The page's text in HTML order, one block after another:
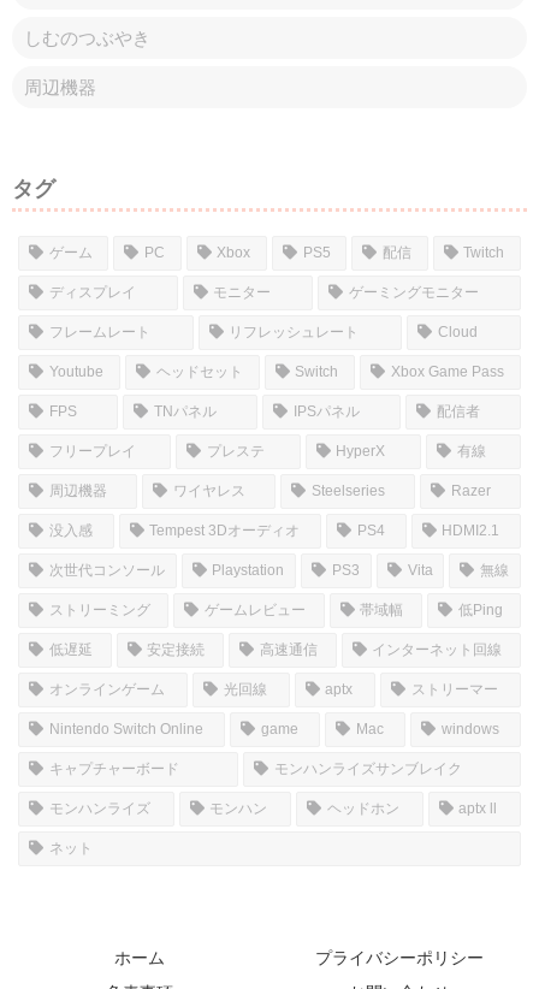
しむのつぶやき
周辺機器
タグ
ゲーム PC Xbox PS5 配信 Twitch
ディスプレイ モニター ゲーミングモニター
フレームレート リフレッシュレート Cloud
Youtube ヘッドセット Switch Xbox Game Pass
FPS TNパネル IPSパネル 配信者
フリープレイ プレステ HyperX 有線
周辺機器 ワイヤレス Steelseries Razer
没入感 Tempest 3Dオーディオ PS4 HDMI2.1
次世代コンソール Playstation PS3 Vita 無線
ストリーミング ゲームレビュー 帯域幅 低Ping
低遅延 安定接続 高速通信 インターネット回線
オンラインゲーム 光回線 aptx ストリーマー
Nintendo Switch Online game Mac windows
キャプチャーボード モンハンライズサンブレイク
モンハンライズ モンハン ヘッドホン aptx ll
ネット
ホーム
プライバシーポリシー